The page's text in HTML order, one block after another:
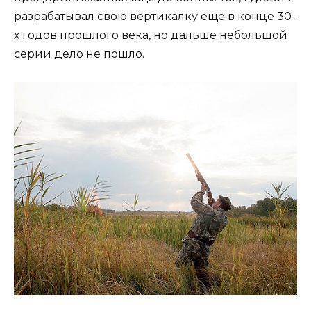
разрабатывал свою вертикалку еще в конце 30-
х годов прошлого века, но дальше небольшой
серии дело не пошло.